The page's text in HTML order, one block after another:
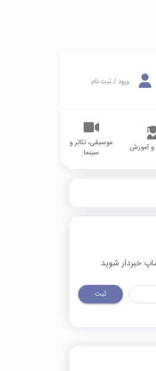
ورود / ثبت نام
و آموزش
موسیقی، تئاتر و
سینما
خبردار شوید
ثبت